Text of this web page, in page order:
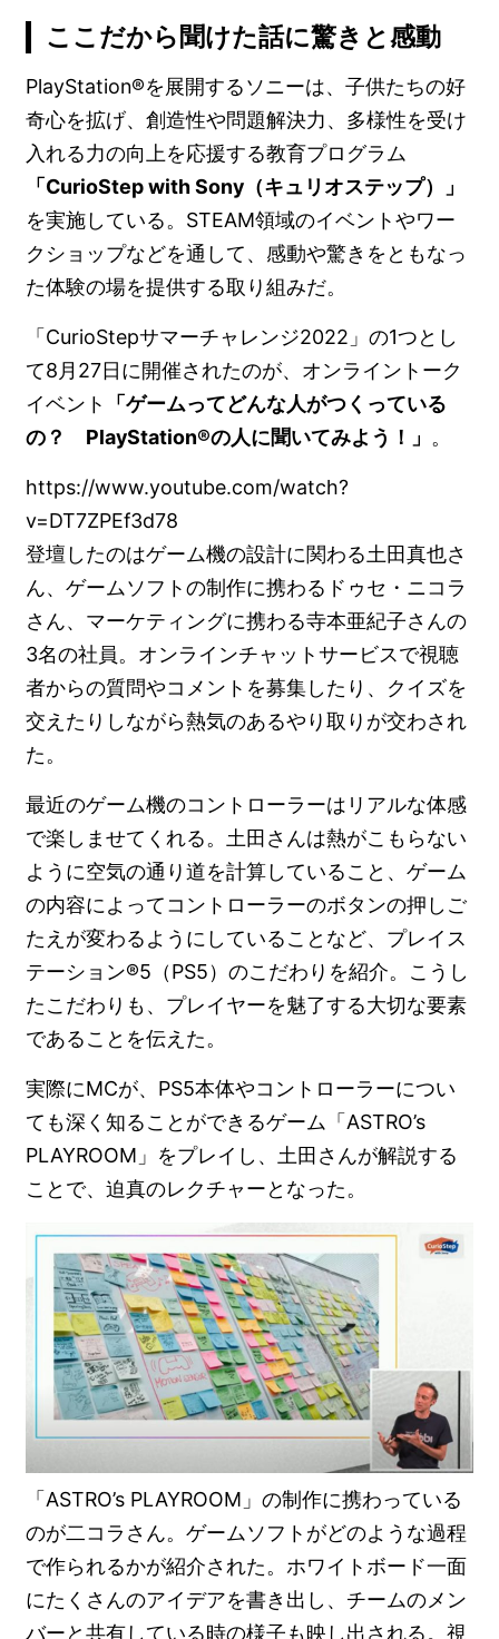
ここだから聞けた話に驚きと感動
PlayStation®を展開するソニーは、子供たちの好
奇心を拡げ、創造性や問題解決力、多様性を受け
入れる力の向上を応援する教育プログラム
「CurioStep with Sony（キュリオステップ）」
を実施している。STEAM領域のイベントやワー
クショップなどを通して、感動や驚きをともなっ
た体験の場を提供する取り組みだ。
「CurioStepサマーチャレンジ2022」の1つとし
て8月27日に開催されたのが、オンライントーク
イベント
「ゲームってどんな人がつくっている
の？ PlayStation®の人に聞いてみよう！」 。
https://www.youtube.com/watch?
v=DT7ZPEf3d78
登壇したのはゲーム機の設計に関わる土田真也さ
ん、ゲームソフトの制作に携わるドゥセ・ニコラ
さん、マーケティングに携わる寺本亜紀子さんの
3名の社員。オンラインチャットサービスで視聴
者からの質問やコメントを募集したり、クイズを
交えたりしながら熱気のあるやり取りが交わされ
た。
最近のゲーム機のコントローラーはリアルな体感
で楽しませてくれる。土田さんは熱がこもらない
ように空気の通り道を計算していること、ゲーム
の内容によってコントローラーのボタンの押しご
たえが変わるようにしていることなど、プレイス
テーション®5（PS5）のこだわりを紹介。こうし
たこだわりも、プレイヤーを魅了する大切な要素
であることを伝えた。
実際にMCが、PS5本体やコントローラーについ
ても深く知ることができるゲーム「ASTRO’s
PLAYROOM」をプレイし、土田さんが解説する
ことで、迫真のレクチャーとなった。
「ASTRO’s PLAYROOM」の制作に携わっている
のが二コラさん。ゲームソフトがどのような過程
で作られるかが紹介された。ホワイトボード一面
にたくさんのアイデアを書き出し、チームのメン
バーと共有している時の様子も映し出される。視